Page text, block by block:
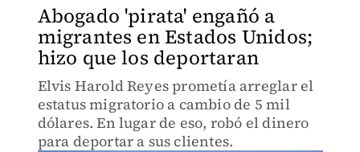
Abogado 'pirata' engañó a
migrantes en Estados Unidos;
hizo que los deportaran
Elvis Harold Reyes prometía arreglar el
estatus migratorio a cambio de 5 mil
dólares. En lugar de eso, robó el dinero
para deportar a sus clientes.